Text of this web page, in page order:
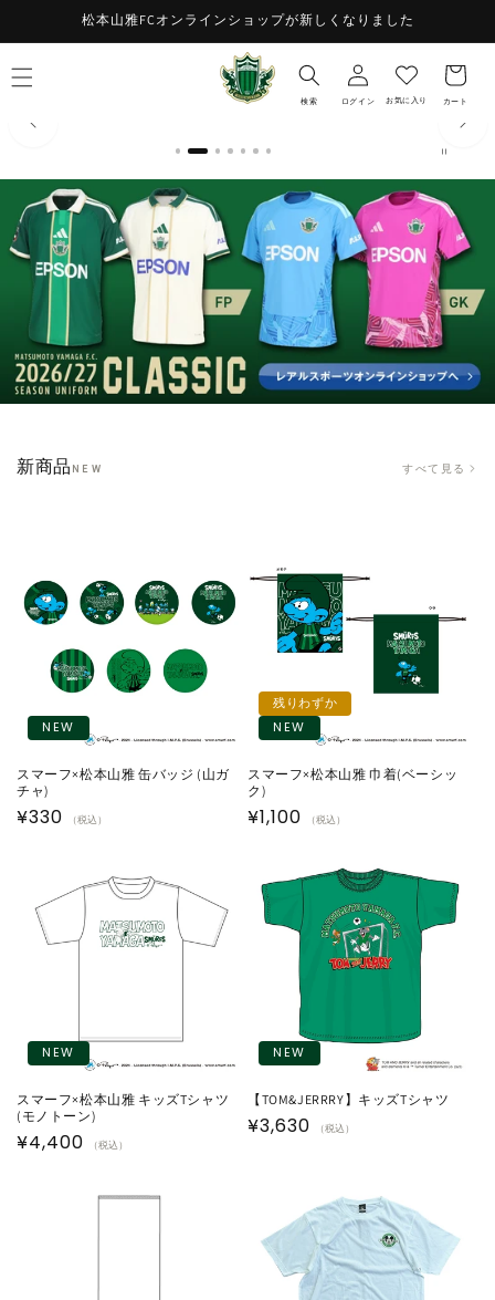
ンツに
進む
松本山雅FCオンラインショップが新しくなりました
検索 ログイン
ロ
グ
イ
お気に入り
お
気
に
入
カート
カ
ー
ト
新商品 NEW すべて見る
NEW
スマーフ×松本山雅 缶バッジ (山ガ
チャ)
通
¥330 （税込）
残りわずか
NEW
スマーフ×松本山雅 巾着(ベーシッ
ク)
通
格
¥1,100 （税込）
NEW
スマーフ×松本山雅 キッズTシャツ
(モノトーン)
通
¥4,400 （税込）
NEW
【TOM&JERRRY】キッズTシャツ
通
¥3,630 （税込）